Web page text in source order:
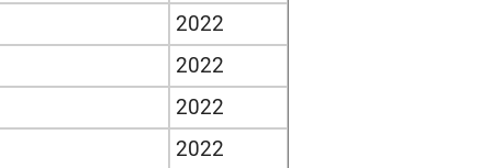
2022
2022
2022
2022